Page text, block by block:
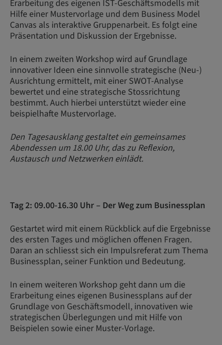
Erarbeitung des eigenen IST-Geschäftsmodells mit
Hilfe einer Mustervorlage und dem Business Model
Canvas als interaktive Gruppenarbeit. Es folgt eine
Präsentation und Diskussion der Ergebnisse.
In einem zweiten Workshop wird auf Grundlage
innovativer Ideen eine sinnvolle strategische (Neu-)
Ausrichtung ermittelt, mit einer SWOT-Analyse
bewertet und eine strategische Stossrichtung
bestimmt. Auch hierbei unterstützt wieder eine
beispielhafte Mustervorlage.
Den Tagesausklang gestaltet ein gemeinsames
Abendessen um 18.00 Uhr, das zu Reflexion,
Austausch und Netzwerken einlädt.
Tag 2: 09.00-16.30 Uhr – Der Weg zum Businessplan
Gestartet wird mit einem Rückblick auf die Ergebnisse
des ersten Tages und möglichen offenen Fragen.
Daran an schliesst sich ein Impulsreferat zum Thema
Businessplan, seiner Funktion und Bedeutung.
In einem weiteren Workshop geht dann um die
Erarbeitung eines eigenen Businessplans auf der
Grundlage von Geschäftsmodell, innovativen wie
strategischen Überlegungen und mit Hilfe von
Beispielen sowie einer Muster-Vorlage.